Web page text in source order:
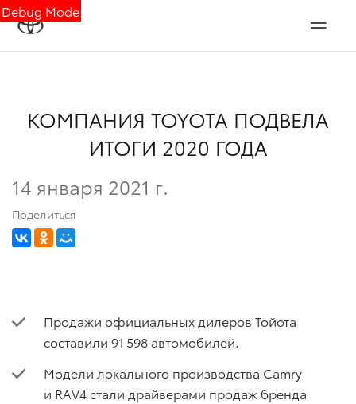
Debug Mode
КОМПАНИЯ TOYOTA ПОДВЕЛА
ИТОГИ 2020 ГОДА
14 января 2021 г.
Поделиться
Продажи официальных дилеров Тойота
составили 91 598 автомобилей.
Модели локального производства Camry
и RAV4 стали драйверами продаж бренда